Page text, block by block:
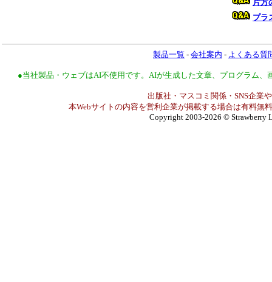
片方
プラ
製品一覧 - 会社案内 - よくある質
●当社製品・ウェブはAI不使用です。AIが生成した文章、プログラム
出版社・マスコミ関係・SNS企業
本Webサイトの内容を営利企業が掲載する場合は有料無
Copyright 2003-2026 © Strawberry